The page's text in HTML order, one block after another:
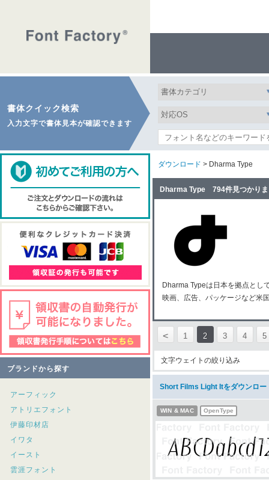
書体クイック検索
入力文字で書体見本が確認できます
ブランドから探す
アーフィック
アトリエフォント
伊藤印材店
イワタ
イースト
雲涯フォント
ダウンロード > Dharma Type
Dharma Type 794件見つかり
Dharma Typeは日本を拠点とし
映画、広告、パッケージなど米
< 1 2 3 4 5
文字ウェイトの絞り込み
Short Films Light Itをダウンロー
WIN & MAC OpenType